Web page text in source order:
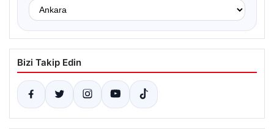
Bizi Takip Edin